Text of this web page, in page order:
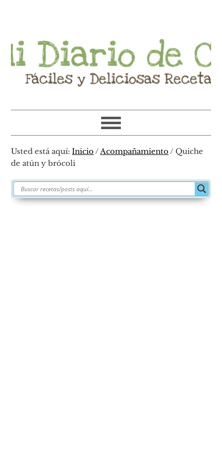
principal
principal
barra
lateral
primaria
de
página
Usted está aquí:Inicio /Acompañamiento / Quiche
de atún y brócoli